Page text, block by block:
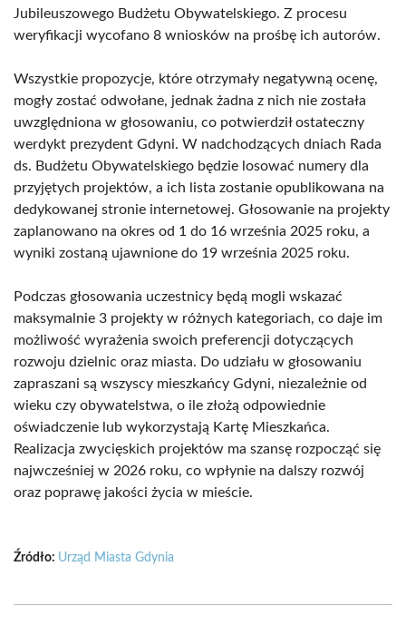
Jubileuszowego Budżetu Obywatelskiego. Z procesu
weryfikacji wycofano 8 wniosków na prośbę ich autorów.
Wszystkie propozycje, które otrzymały negatywną ocenę,
mogły zostać odwołane, jednak żadna z nich nie została
uwzględniona w głosowaniu, co potwierdził ostateczny
werdykt prezydent Gdyni. W nadchodzących dniach Rada
ds. Budżetu Obywatelskiego będzie losować numery dla
przyjętych projektów, a ich lista zostanie opublikowana na
dedykowanej stronie internetowej. Głosowanie na projekty
zaplanowano na okres od 1 do 16 września 2025 roku, a
wyniki zostaną ujawnione do 19 września 2025 roku.
Podczas głosowania uczestnicy będą mogli wskazać
maksymalnie 3 projekty w różnych kategoriach, co daje im
możliwość wyrażenia swoich preferencji dotyczących
rozwoju dzielnic oraz miasta. Do udziału w głosowaniu
zapraszani są wszyscy mieszkańcy Gdyni, niezależnie od
wieku czy obywatelstwa, o ile złożą odpowiednie
oświadczenie lub wykorzystają Kartę Mieszkańca.
Realizacja zwycięskich projektów ma szansę rozpocząć się
najwcześniej w 2026 roku, co wpłynie na dalszy rozwój
oraz poprawę jakości życia w mieście.
Źródło: Urząd Miasta Gdynia